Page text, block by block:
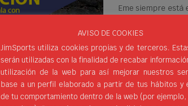
Eme siempre
quieres saber
contactar con
enviando un
AVISO DE COOKIES
JimSports utiliza cookies propias y de terceros.
serán utilizadas con la finalidad de recabar
utilización de la web para así mejorar nuestros
base a un perfil elaborado a partir de tus hábitos y
de tu comportamiento dentro de la web (por ejemplo,